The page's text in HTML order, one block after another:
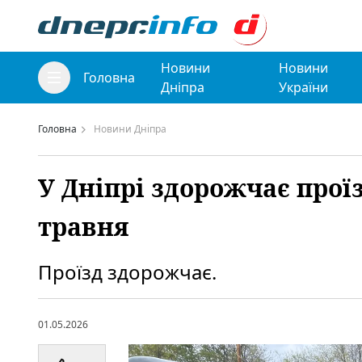
Головна
Новини
Дніпра
Новини
України
Головна Новини Дніпра
У Дніпрі здорожчає
травня
Проїзд здорожчає.
01.05.2026